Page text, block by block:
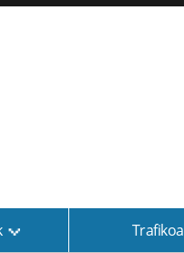
Trafikoa